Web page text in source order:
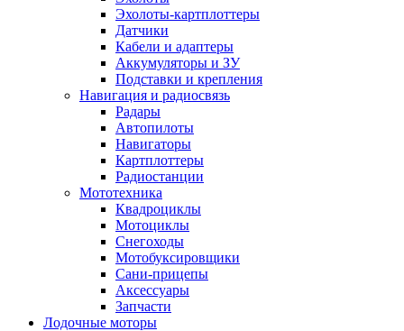
Эхолоты-картплоттеры
Датчики
Кабели и адаптеры
Аккумуляторы и ЗУ
Подставки и крепления
Навигация и радиосвязь
Радары
Автопилоты
Навигаторы
Картплоттеры
Радиостанции
Мототехника
Квадроциклы
Мотоциклы
Снегоходы
Мотобуксировщики
Сани-прицепы
Аксессуары
Запчасти
Лодочные моторы